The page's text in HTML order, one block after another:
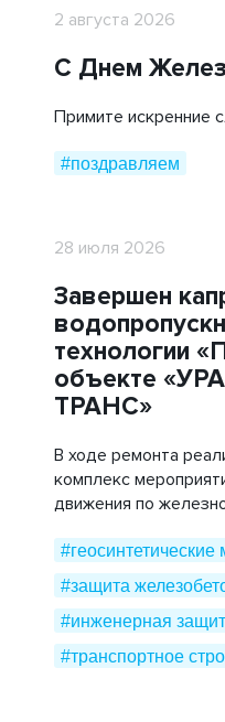
2 августа 2026
С Днем
Примите искренние
#поздравляем
28 июля 2026
Завершен
технологии
объекте
ТРАНС»
В ходе ремонта
комплекс
движения по
#защита
#инженерная
#транспортное